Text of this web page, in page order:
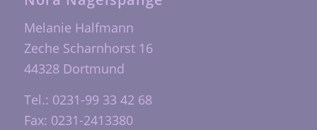
Melanie Halfmann
Zeche Scharnhorst 16
44328 Dortmund
Tel.: 0231-99 33 42 68
Fax: 0231-2413380